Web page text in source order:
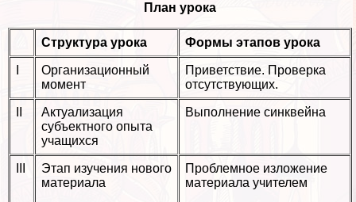
План урока
Структура урока Формы этапов урока
Организационный
момент
Приветствие. Проверка
отсутствующих.
Актуализация
субъектного опыта
учащихся
Выполнение синквейна
Этап изучения нового
материала
Проблемное изложение
материала учителем